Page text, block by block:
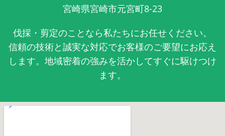
宮崎県宮崎市元宮町8-23
伐採・剪定のことなら私たちにお任せください。
信頼の技術と誠実な対応でお客様のご要望にお応え
します。地域密着の強みを活かしてすぐに駆けつけ
ます。